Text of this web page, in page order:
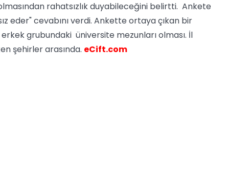
rahatsızlık duyabileceğini belirtti. Ankete
eder" cevabını verdi. Ankette ortaya çıkan bir
grubundaki üniversite mezunları olması. İl
şehirler arasında. eCift.com